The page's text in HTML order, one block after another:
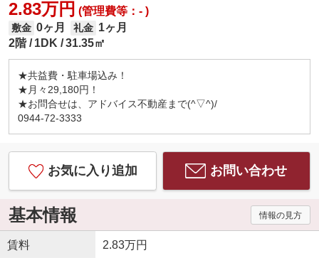
2.83万円 (管理費等：- )
敷金 0ヶ月 礼金 1ヶ月
2階
1DK 31.35㎡
★共益費・駐車場込み！
★月々29,180円！
★お問合せは、アドバイス不動産まで(^▽^)/
0944-72-3333
お気に入り追加 お問い合わせ
基本情報 情報の見方
賃料 2.83万円